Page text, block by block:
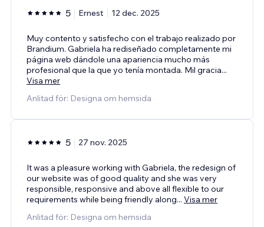
5 Ernest 12 dec. 2025
Muy contento y satisfecho con el trabajo realizado por
Brandium. Gabriela ha rediseñado completamente mi
página web dándole una apariencia mucho más
profesional que la que yo tenía montada. Mil gracia...
Visa mer
Anlitad för: Designa om hemsida
5 27 nov. 2025
It was a pleasure working with Gabriela, the redesign of
our website was of good quality and she was very
responsible, responsive and above all flexible to our
requirements while being friendly along... Visa mer
Anlitad för: Designa om hemsida